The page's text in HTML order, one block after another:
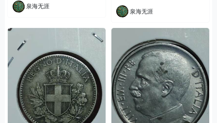
泉海无涯
泉海无涯